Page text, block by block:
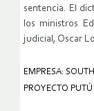
sentencia. El
los ministros
judicial, Oscar
EMPRESA:
PROYECTO PUTÚ